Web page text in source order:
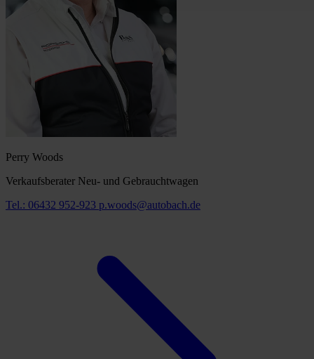
Perry Woods
Verkaufsberater Neu- und Gebrauchtwagen
Tel.: 06432 952-923 p.woods@autobach.de